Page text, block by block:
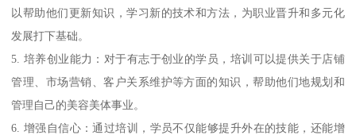
以帮助他们更新知识，学习新的技术和方法，为职业晋升和多元化
发展打下基础。
5. 培养创业能力：对于有志于创业的学员，培训可以提供关于店铺
管理、市场营销、客户关系维护等方面的知识，帮助他们地规划和
管理自己的美容美体事业。
6. 增强自信心：通过培训，学员不仅能够提升外在的技能，还能增